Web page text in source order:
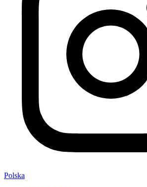
Polska